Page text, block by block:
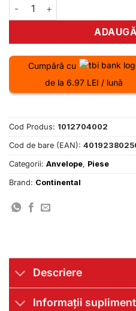
Cantitate Anvelopa Conti
Cumpără cu
de la 6.97 LEI / lună
Cod Produs: 1012704002
Cod de bare (EAN):
Categorii: Anvelope, Piese
Brand: Continental
Descriere
Informații